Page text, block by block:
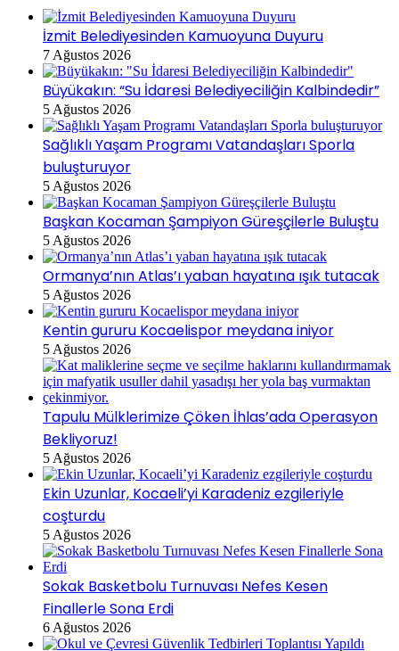
İzmit Belediyesinden Kamuoyuna Duyuru
7 Ağustos 2026
Büyükakın: “Su İdaresi Belediyeciliğin Kalbindedir”
5 Ağustos 2026
Sağlıklı Yaşam Programı Vatandaşları Sporla
buluşturuyor
5 Ağustos 2026
Başkan Kocaman Şampiyon Güreşçilerle Buluştu
5 Ağustos 2026
Ormanya’nın Atlas’ı yaban hayatına ışık tutacak
5 Ağustos 2026
Kentin gururu Kocaelispor meydana iniyor
5 Ağustos 2026
Tapulu Mülklerimize Çöken İhlas’ada Operasyon
Bekliyoruz!
5 Ağustos 2026
Ekin Uzunlar, Kocaeli’yi Karadeniz ezgileriyle
coşturdu
5 Ağustos 2026
Sokak Basketbolu Turnuvası Nefes Kesen
Finallerle Sona Erdi
6 Ağustos 2026